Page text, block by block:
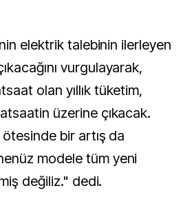
elektrik talebinin ilerleyen
vurgulayarak,
olan yıllık tüketim,
üzerine çıkacak.
bir artış da
modele tüm yeni
değiliz." dedi.